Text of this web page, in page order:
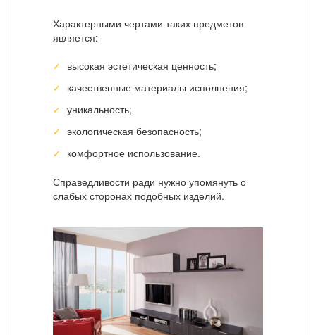
Характерными чертами таких предметов
является:
высокая эстетическая ценность;
качественные материалы исполнения;
уникальность;
экологическая безопасность;
комфортное использование.
Справедливости ради нужно упомянуть о
слабых сторонах подобных изделий.